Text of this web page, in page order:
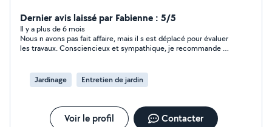
nettoyage...)
Dernier avis laissé par Fabienne : 5/5
Il y a plus de 6 mois
Nous n avons pas fait affaire, mais il s est déplacé pour évaluer
les travaux. Consciencieux et sympathique, je recommande ce
Jardinage Entretien de jardin
Voir le profil Contacter